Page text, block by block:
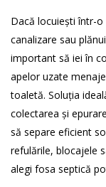
Dacă locuiești într-
canalizare sau
important să iei în
apelor uzate
toaletă. Soluția
colectarea și
să separe eficient
refulările, blocajele
alegi fosa septică